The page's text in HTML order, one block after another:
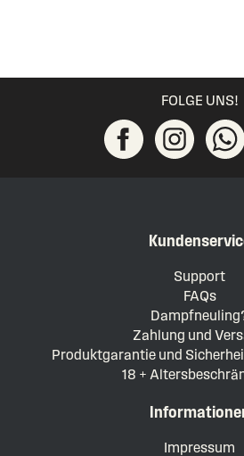
FOLGE UNS!
Support
FAQs
Zahlung und
Produktgarantie und
18 +
Impressum